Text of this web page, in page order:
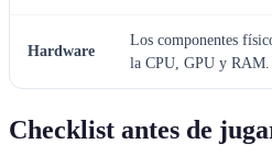
Hardware
Los componentes
la CPU, GPU y RAM.
Checklist antes de